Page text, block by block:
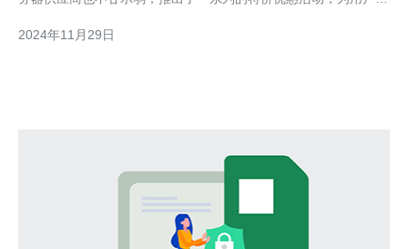
心之一，其云服务器市场发展迅猛。韩国
2024年11月29日